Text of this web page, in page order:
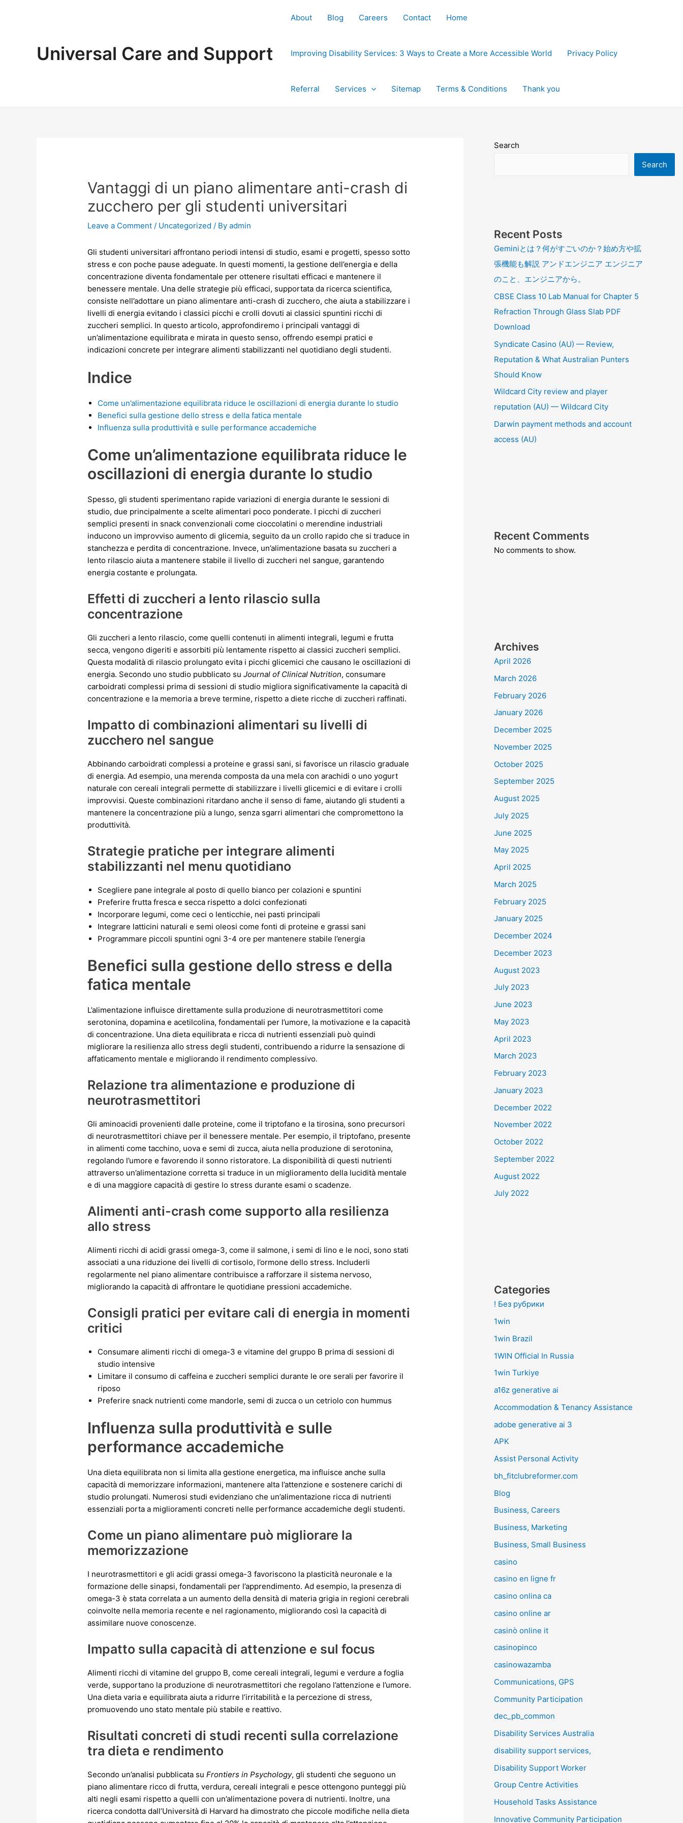
Universal Care and Support
About Blog Careers Contact Home
Improving Disability Services: 3 Ways to Create a More Accessible World Privacy Policy
Referral Services Sitemap Terms & Conditions Thank you
Vantaggi di un piano alimentare anti-crash di
zucchero per gli studenti universitari
Leave a Comment / Uncategorized / Byadmin
Gli studenti universitari affrontano periodi intensi di studio, esami e progetti, spesso sotto
stress e con poche pause adeguate. In questi momenti, la gestione dell’energia e della
concentrazione diventa fondamentale per ottenere risultati efficaci e mantenere il
benessere mentale. Una delle strategie più efficaci, supportata da ricerca scientifica,
consiste nell’adottare un piano alimentare anti-crash di zucchero, che aiuta a stabilizzare i
livelli di energia evitando i classici picchi e crolli dovuti ai classici spuntini ricchi di
zuccheri semplici. In questo articolo, approfondiremo i principali vantaggi di
un’alimentazione equilibrata e mirata in questo senso, offrendo esempi pratici e
indicazioni concrete per integrare alimenti stabilizzanti nel quotidiano degli studenti.
Indice
Come un’alimentazione equilibrata riduce le oscillazioni di energia durante lo studio
Benefici sulla gestione dello stress e della fatica mentale
Influenza sulla produttività e sulle performance accademiche
Come un’alimentazione equilibrata riduce le
oscillazioni di energia durante lo studio
Spesso, gli studenti sperimentano rapide variazioni di energia durante le sessioni di
studio, due principalmente a scelte alimentari poco ponderate. I picchi di zuccheri
semplici presenti in snack convenzionali come cioccolatini o merendine industriali
inducono un improvviso aumento di glicemia, seguito da un crollo rapido che si traduce in
stanchezza e perdita di concentrazione. Invece, un’alimentazione basata su zuccheri a
lento rilascio aiuta a mantenere stabile il livello di zuccheri nel sangue, garantendo
energia costante e prolungata.
Effetti di zuccheri a lento rilascio sulla
concentrazione
Gli zuccheri a lento rilascio, come quelli contenuti in alimenti integrali, legumi e frutta
secca, vengono digeriti e assorbiti più lentamente rispetto ai classici zuccheri semplici.
Questa modalità di rilascio prolungato evita i picchi glicemici che causano le oscillazioni di
energia. Secondo uno studio pubblicato suJournal of Clinical Nutrition, consumare
carboidrati complessi prima di sessioni di studio migliora significativamente la capacità di
concentrazione e la memoria a breve termine, rispetto a diete ricche di zuccheri raffinati.
Impatto di combinazioni alimentari su livelli di
zucchero nel sangue
Abbinando carboidrati complessi a proteine e grassi sani, si favorisce un rilascio graduale
di energia. Ad esempio, una merenda composta da una mela con arachidi o uno yogurt
naturale con cereali integrali permette di stabilizzare i livelli glicemici e di evitare i crolli
improvvisi. Queste combinazioni ritardano anche il senso di fame, aiutando gli studenti a
mantenere la concentrazione più a lungo, senza sgarri alimentari che compromettono la
produttività.
Strategie pratiche per integrare alimenti
stabilizzanti nel menu quotidiano
Scegliere pane integrale al posto di quello bianco per colazioni e spuntini
Preferire frutta fresca e secca rispetto a dolci confezionati
Incorporare legumi, come ceci o lenticchie, nei pasti principali
Integrare latticini naturali e semi oleosi come fonti di proteine e grassi sani
Programmare piccoli spuntini ogni 3-4 ore per mantenere stabile l’energia
Benefici sulla gestione dello stress e della
fatica mentale
L’alimentazione influisce direttamente sulla produzione di neurotrasmettitori come
serotonina, dopamina e acetilcolina, fondamentali per l’umore, la motivazione e la capacità
di concentrazione. Una dieta equilibrata e ricca di nutrienti essenziali può quindi
migliorare la resilienza allo stress degli studenti, contribuendo a ridurre la sensazione di
affaticamento mentale e migliorando il rendimento complessivo.
Relazione tra alimentazione e produzione di
neurotrasmettitori
Gli aminoacidi provenienti dalle proteine, come il triptofano e la tirosina, sono precursori
di neurotrasmettitori chiave per il benessere mentale. Per esempio, il triptofano, presente
in alimenti come tacchino, uova e semi di zucca, aiuta nella produzione di serotonina,
regolando l’umore e favorendo il sonno ristoratore. La disponibilità di questi nutrienti
attraverso un’alimentazione corretta si traduce in un miglioramento della lucidità mentale
e di una maggiore capacità di gestire lo stress durante esami o scadenze.
Alimenti anti-crash come supporto alla resilienza
allo stress
Alimenti ricchi di acidi grassi omega-3, come il salmone, i semi di lino e le noci, sono stati
associati a una riduzione dei livelli di cortisolo, l’ormone dello stress. Includerli
regolarmente nel piano alimentare contribuisce a rafforzare il sistema nervoso,
migliorando la capacità di affrontare le quotidiane pressioni accademiche.
Consigli pratici per evitare cali di energia in momenti
critici
Consumare alimenti ricchi di omega-3 e vitamine del gruppo B prima di sessioni di
studio intensive
Limitare il consumo di caffeina e zuccheri semplici durante le ore serali per favorire il
riposo
Preferire snack nutrienti come mandorle, semi di zucca o un cetriolo con hummus
Influenza sulla produttività e sulle
performance accademiche
Una dieta equilibrata non si limita alla gestione energetica, ma influisce anche sulla
capacità di memorizzare informazioni, mantenere alta l’attenzione e sostenere carichi di
studio prolungati. Numerosi studi evidenziano che un’alimentazione ricca di nutrienti
essenziali porta a miglioramenti concreti nelle performance accademiche degli studenti.
Come un piano alimentare può migliorare la
memorizzazione
I neurotrasmettitori e gli acidi grassi omega-3 favoriscono la plasticità neuronale e la
formazione delle sinapsi, fondamentali per l’apprendimento. Ad esempio, la presenza di
omega-3 è stata correlata a un aumento della densità di materia grigia in regioni cerebrali
coinvolte nella memoria recente e nel ragionamento, migliorando così la capacità di
assimilare nuove conoscenze.
Impatto sulla capacità di attenzione e sul focus
Alimenti ricchi di vitamine del gruppo B, come cereali integrali, legumi e verdure a foglia
verde, supportano la produzione di neurotrasmettitori che regolano l’attenzione e l’umore.
Una dieta varia e equilibrata aiuta a ridurre l’irritabilità e la percezione di stress,
promuovendo uno stato mentale più stabile e reattivo.
Risultati concreti di studi recenti sulla correlazione
tra dieta e rendimento
Secondo un’analisi pubblicata suFrontiers in Psychology, gli studenti che seguono un
piano alimentare ricco di frutta, verdura, cereali integrali e pesce ottengono punteggi più
alti negli esami rispetto a quelli con un’alimentazione povera di nutrienti. Inoltre, una
ricerca condotta dall’Università di Harvard ha dimostrato che piccole modifiche nella dieta
Search
Search
Recent Posts
Geminiとは？何がすごいのか？始め方や拡
張機能も解説 アンドエンジニア エンジニア
のこと、エンジニアから。
CBSE Class 10 Lab Manual for Chapter 5
Refraction Through Glass Slab PDF
Download
Syndicate Casino (AU) — Review,
Reputation & What Australian Punters
Should Know
Wildcard City review and player
reputation (AU) — Wildcard City
Darwin payment methods and account
access (AU)
Recent Comments
No comments to show.
Archives
April 2026
March 2026
February 2026
January 2026
December 2025
November 2025
October 2025
September 2025
August 2025
July 2025
June 2025
May 2025
April 2025
March 2025
February 2025
January 2025
December 2024
December 2023
August 2023
July 2023
June 2023
May 2023
April 2023
March 2023
February 2023
January 2023
December 2022
November 2022
October 2022
September 2022
August 2022
July 2022
Categories
! Без рубрики
1win
1win Brazil
1WIN Official In Russia
1win Turkiye
a16z generative ai
Accommodation & Tenancy Assistance
adobe generative ai 3
APK
Assist Personal Activity
bh_fitclubreformer.com
Blog
Business, Careers
Business, Marketing
Business, Small Business
casino
casino en ligne fr
casino onlina ca
casino online ar
casinò online it
casinopinco
casinowazamba
Communications, GPS
Community Participation
dec_pb_common
Disability Services Australia
disability support services,
Disability Support Worker
Group Centre Activities
Household Tasks Assistance
Innovative Community Participation